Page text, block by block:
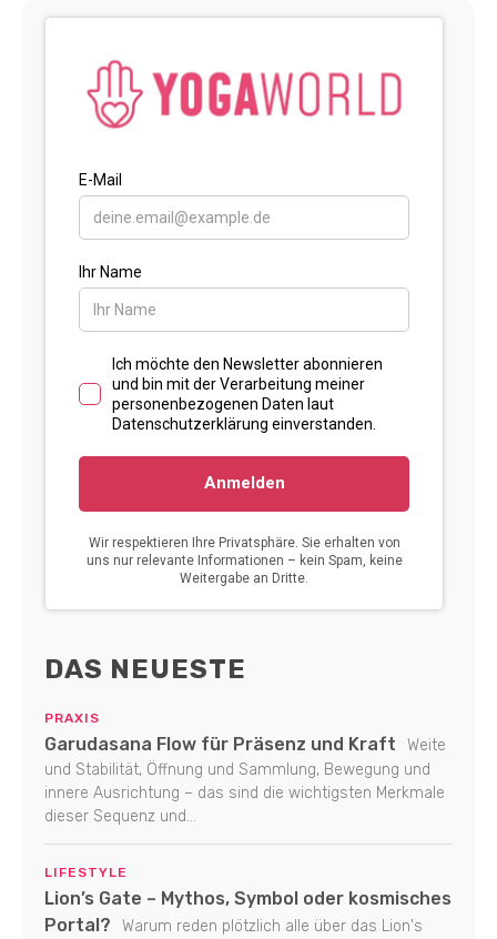
DAS NEUESTE
PRAXIS
Garudasana Flow für Präsenz und Kraft
Weite
und Stabilität, Öffnung und Sammlung, Bewegung und
innere Ausrichtung – das sind die wichtigsten Merkmale
dieser Sequenz und...
LIFESTYLE
Lion’s Gate – Mythos, Symbol oder kosmisches
Portal?
Warum reden plötzlich alle über das Lion's